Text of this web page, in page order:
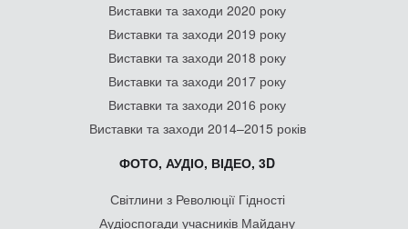
Виставки та заходи 2020 року
Виставки та заходи 2019 року
Виставки та заходи 2018 року
Виставки та заходи 2017 року
Виставки та заходи 2016 року
Виставки та заходи 2014–2015 років
ФОТО, АУДІО, ВІДЕО, 3D
Світлини з Революції Гідності
Аудіоспогади учасників Майдану